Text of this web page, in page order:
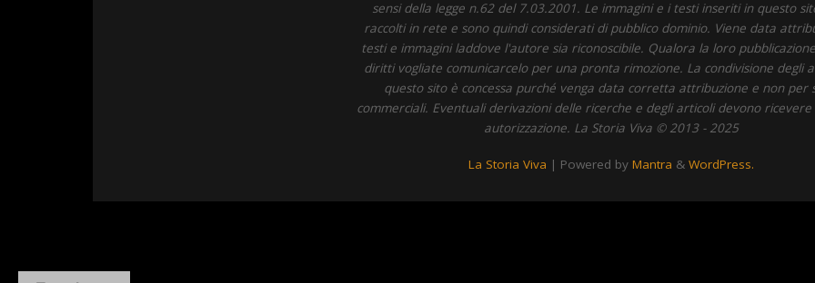
sensi della legge n.62 del 7.03.2001. Le immagini e i testi inseriti in questo
raccolti in rete e sono quindi considerati di pubblico dominio. Viene data
testi e immagini laddove l'autore sia riconoscibile. Qualora la loro
diritti vogliate comunicarcelo per una pronta rimozione. La condivisione degli
questo sito è concessa purché venga data corretta attribuzione e non per
commerciali. Eventuali derivazioni delle ricerche e degli articoli devono
autorizzazione. La Storia Viva © 2013 - 2025
La Storia Viva | Powered by Mantra & WordPress.